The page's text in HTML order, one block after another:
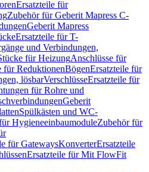
Ersatzteile für
Zubehör für Geberit Mapress C-
Geberit Mapress
Ersatzteile für T-
und Verbindungen,
für HeizungAnschlüsse für
für ReduktionenBögenErsatzteile für
lösbarVerschlüsseErsatzteile für
für Rohre und
Geberit
Spülkästen und WC-
HygieneeinbaumoduleZubehör für
für GatewaysKonverterErsatzteile
Ersatzteile für Mit FlowFit